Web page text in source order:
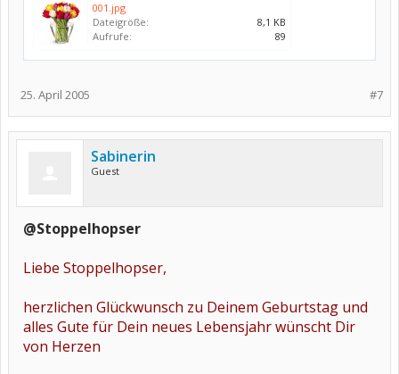
001.jpg
Dateigröße:
8,1 KB
Aufrufe:
89
#7
25. April 2005
Sabinerin
Guest
@Stoppelhopser
Liebe Stoppelhopser,
herzlichen Glückwunsch zu Deinem Geburtstag und
alles Gute für Dein neues Lebensjahr wünscht Dir
von Herzen